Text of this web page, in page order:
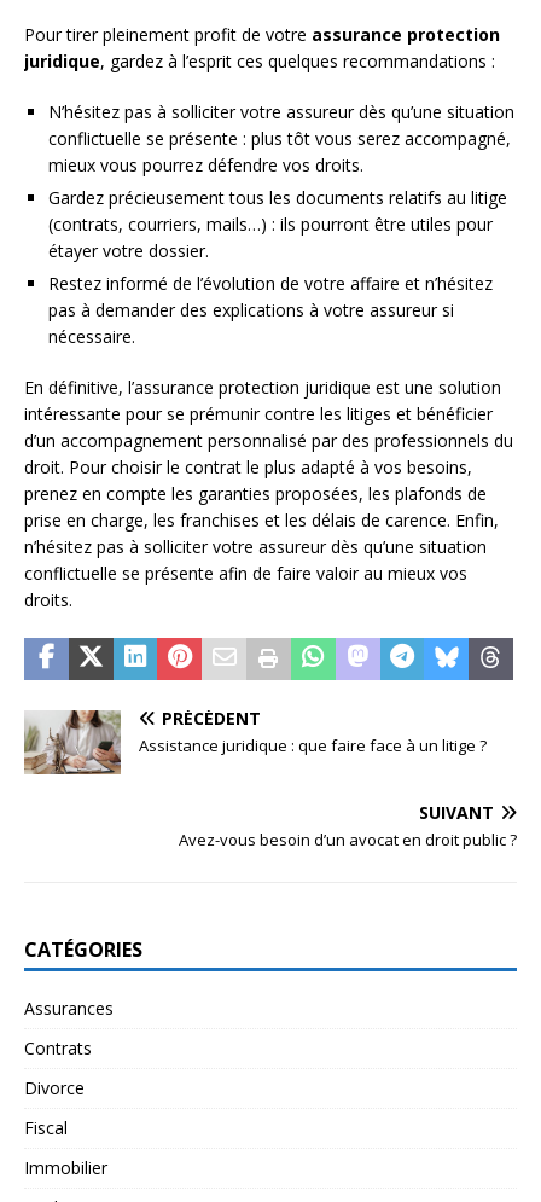
Pour tirer pleinement profit de votre assurance protection
juridique, gardez à l’esprit ces quelques recommandations :
N’hésitez pas à solliciter votre assureur dès qu’une situation
conflictuelle se présente : plus tôt vous serez accompagné,
mieux vous pourrez défendre vos droits.
Gardez précieusement tous les documents relatifs au litige
(contrats, courriers, mails…) : ils pourront être utiles pour
étayer votre dossier.
Restez informé de l’évolution de votre affaire et n’hésitez
pas à demander des explications à votre assureur si
nécessaire.
En définitive, l’assurance protection juridique est une solution
intéressante pour se prémunir contre les litiges et bénéficier
d’un accompagnement personnalisé par des professionnels du
droit. Pour choisir le contrat le plus adapté à vos besoins,
prenez en compte les garanties proposées, les plafonds de
prise en charge, les franchises et les délais de carence. Enfin,
n’hésitez pas à solliciter votre assureur dès qu’une situation
conflictuelle se présente afin de faire valoir au mieux vos
droits.
PRÉCÉDENT
Assistance juridique : que faire face à un litige ?
SUIVANT
Avez-vous besoin d’un avocat en droit public ?
CATÉGORIES
Assurances
Contrats
Divorce
Fiscal
Immobilier